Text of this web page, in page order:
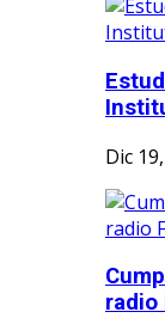
Dic
radio